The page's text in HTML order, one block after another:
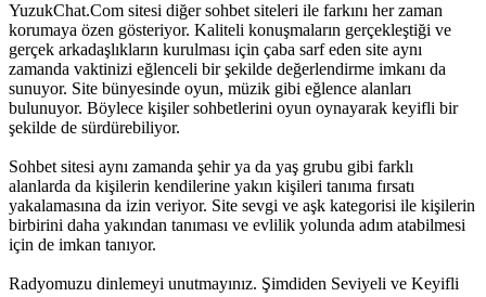
YuzukChat.Com sitesi diğer sohbet siteleri ile farkını her zaman
korumaya özen gösteriyor. Kaliteli konuşmaların gerçekleştiği ve
gerçek arkadaşlıkların kurulması için çaba sarf eden site aynı
zamanda vaktinizi eğlenceli bir şekilde değerlendirme imkanı da
sunuyor. Site bünyesinde oyun, müzik gibi eğlence alanları
bulunuyor. Böylece kişiler sohbetlerini oyun oynayarak keyifli bir
şekilde de sürdürebiliyor.
Sohbet sitesi aynı zamanda şehir ya da yaş grubu gibi farklı
alanlarda da kişilerin kendilerine yakın kişileri tanıma fırsatı
yakalamasına da izin veriyor. Site sevgi ve aşk kategorisi ile kişilerin
birbirini daha yakından tanıması ve evlilik yolunda adım atabilmesi
için de imkan tanıyor.
Radyomuzu dinlemeyi unutmayınız. Şimdiden Seviyeli ve Keyifli